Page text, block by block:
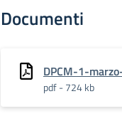
Documenti
DPCM-1-
pdf - 724 kb